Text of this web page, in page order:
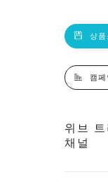
상품
캠
위브
채널